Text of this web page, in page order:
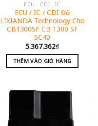
ECU - CDI - IC
ECU / IC / CDI Độ
LIXIANDA Technology Cho
CB1300SF CB 1300 SF
SC40
5.367.362₫
THÊM VÀO GIỎ HÀNG